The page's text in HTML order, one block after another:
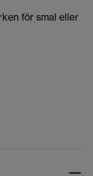
för smal eller